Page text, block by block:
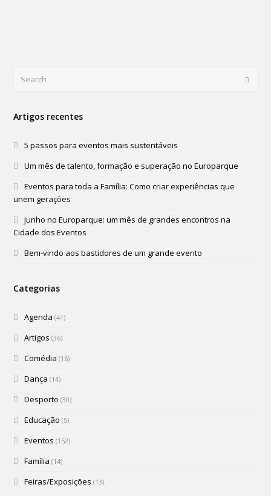
Artigos recentes
5 passos para eventos mais sustentáveis
Um mês de talento, formação e superação no Europarque
Eventos para toda a Família: Como criar experiências que
unem gerações
Junho no Europarque: um mês de grandes encontros na
Cidade dos Eventos
Bem-vindo aos bastidores de um grande evento
Categorias
Agenda (41)
Artigos (36)
Comédia (16)
Dança (14)
Desporto (30)
Educação (5)
Eventos (152)
Família (14)
Feiras/Exposições (13)